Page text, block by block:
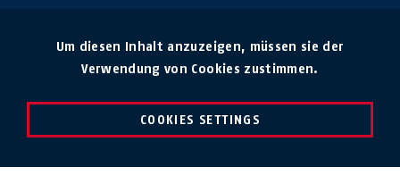
Um diesen Inhalt anzuzeigen, müssen sie der
Verwendung von Cookies zustimmen.
COOKIES SETTINGS